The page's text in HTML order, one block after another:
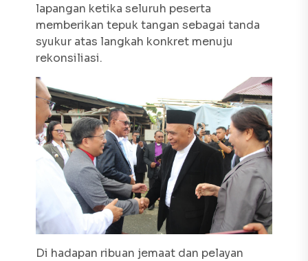
lapangan ketika seluruh peserta
memberikan tepuk tangan sebagai tanda
syukur atas langkah konkret menuju
rekonsiliasi.
Di hadapan ribuan jemaat dan pelayan